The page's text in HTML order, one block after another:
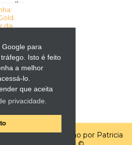
Google para
Isto é feito
a melhor
lo.
que aceita
privacidade.
da
...
...
| Customização por Patricia